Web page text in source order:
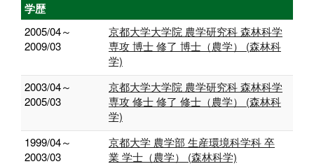
学歴
2005/04～
2009/03
京都大学大学院 農学研究科 森林科学
専攻 博士 修了 博士（農学） (森林科
学)
2003/04～
2005/03
京都大学大学院 農学研究科 森林科学
専攻 修士 修了 修士（農学） (森林科
学)
1999/04～
2003/03
京都大学 農学部 生産環境科学科 卒
業 学士（農学） (森林科学)